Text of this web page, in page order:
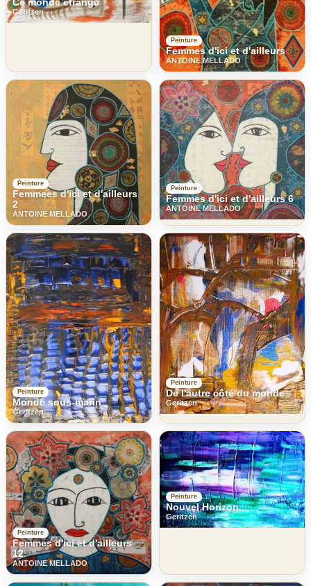
Geritzen
Peinture
Femmes d'ici et d'ailleurs
ANTOINE MELLADO
Peinture
Femmees d'ici et d'ailleurs
2
ANTOINE MELLADO
Peinture
Femmes d'ici et d'ailleurs 6
ANTOINE MELLADO
Peinture
Monde sous-marin
Geritzen
Peinture
De l'autre côté du monde
Geritzen
Peinture
Femmes d'ici et d'ailleurs
12
ANTOINE MELLADO
Peinture
Nouvel Horizon
Geritzen